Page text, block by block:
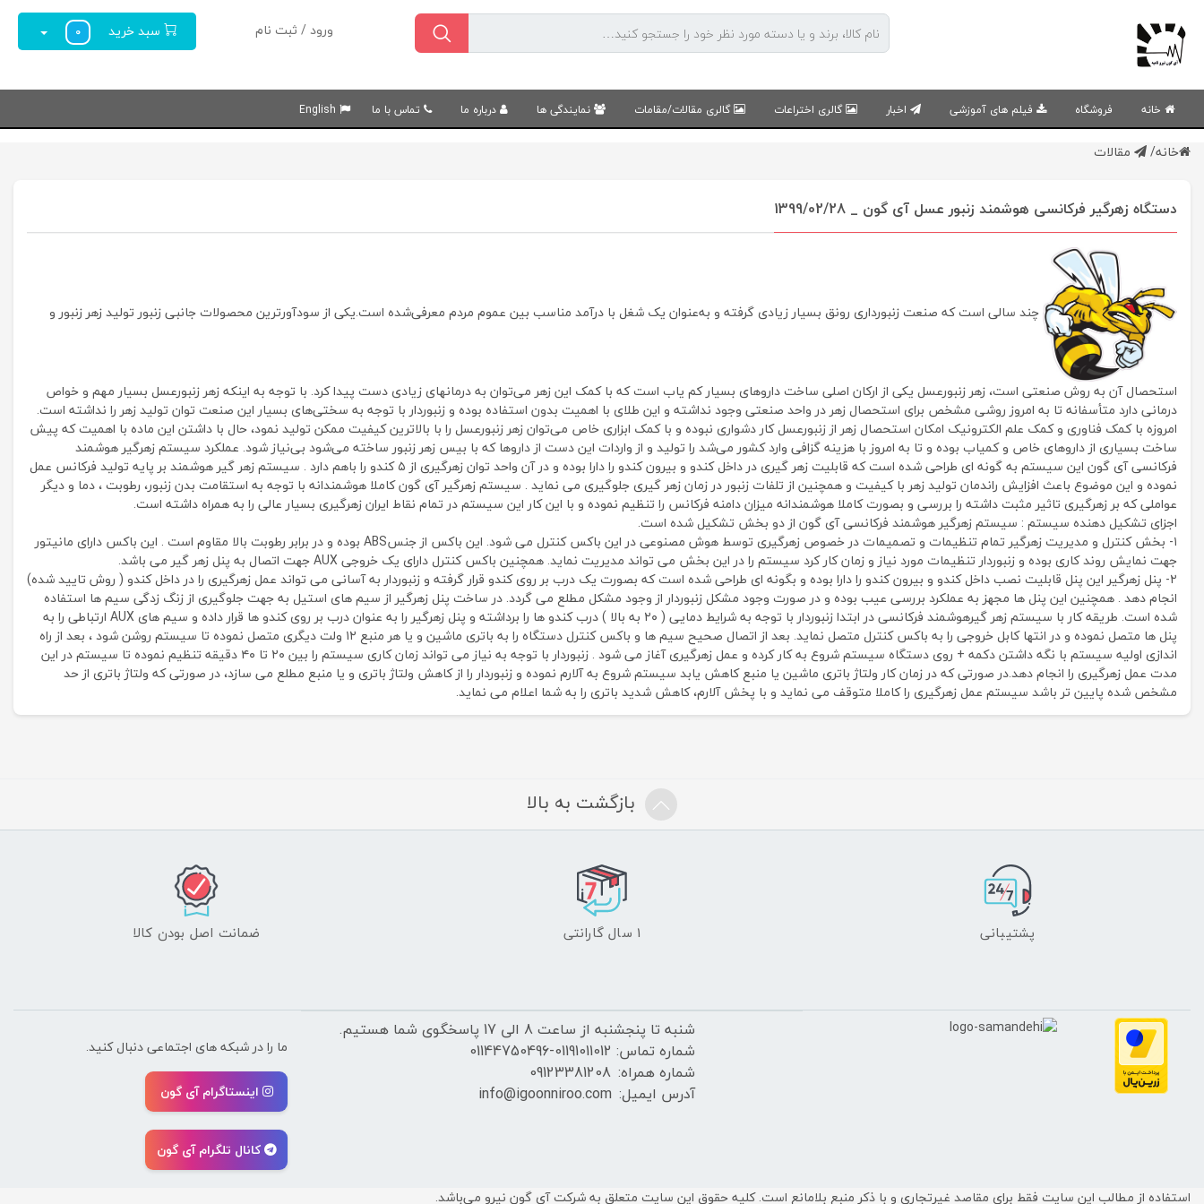
ورود / ثبت نام سبد خرید 0
خانه فروشگاه فیلم های آموزشی اخبار گالری اختراعات گالری مقالات/مقامات نمایندگی ها درباره ما تماس با ما
خانه/ مقالات
دستگاه زهرگیر فرکانسی هوشمند زنبور عسل آی گون _ 1399/02/28
چند سالی است که صنعت زنبورداری رونق بسیار زیادی گرفته و به‌عنوان یک شغل با درآمد مناسب بین عموم مردم معرفی‌شده است.یکی از سودآورترین محصولات جانبی زنبور تولید زهر زنبور و
استحصال آن به روش صنعتی است، زهر زنبورعسل یکی از ارکان اصلی ساخت داروهای بسیار کم یاب است که با کمک این زهر می‌توان به درمانهای زیادی دست پیدا کرد. با توجه به اینکه زهر زنبورعسل بسیار مهم و خواص
درمانی دارد متأسفانه تا به امروز روشی مشخص برای استحصال زهر در واحد صنعتی وجود نداشته و این طلای با اهمیت بدون استفاده بوده و زنبوردار با توجه به سختی‌های بسیار این صنعت توان تولید زهر را نداشته است.
امروزه با کمک فناوری و کمک علم الکترونیک امکان استحصال زهر از زنبورعسل کار دشواری نبوده و با کمک ابزاری خاص می‌توان زهر زنبورعسل را با بالاترین کیفیت ممکن تولید نمود، حال با داشتن این ماده با اهمیت که پیش
ساخت بسیاری از داروهای خاص و کمیاب بوده و تا به امروز با هزینه گزافی وارد کشور می‌شد را تولید و از واردات این دست از داروها که با بیس زهر زنبور ساخته می‌شود بی‌نیاز شود. عملکرد سیستم زهرگیر هوشمند
فرکانسی آی گون این سیستم به گونه ای طراحی شده است که قابلیت زهر گیری در داخل کندو و بیرون کندو را دارا بوده و در آن واحد توان زهرگیری از ۵ کندو را باهم دارد . سیستم زهر گیر هوشمند بر پایه تولید فرکانس عمل
نموده و این موضوع باعث افزایش راندمان تولید زهر با کیفیت و همچنین از تلفات زنبور در زمان زهر گیری جلوگیری می نماید . سیستم زهرگیر آی گون کاملا هوشمندانه با توجه به استقامت بدن زنبور، رطوبت ، دما و دیگر
عواملی که بر زهرگیری تاثیر مثبت داشته را بررسی و بصورت کاملا هوشمندانه میزان دامنه فرکانس را تنظیم نموده و با این کار این سیستم در تمام نقاط ایران زهرگیری بسیار عالی را به همراه داشته است.
اجزای تشکیل دهنده سیستم : سیستم زهرگیر هوشمند فرکانسی آی گون از دو بخش تشکیل شده است.
۱- بخش کنترل و مدیریت زهرگیر تمام تنظیمات و تصمیمات در خصوص زهرگیری توسط هوش مصنوعی در این باکس کنترل می شود. این باکس از جنسABS بوده و در برابر رطوبت بالا مقاوم است . این باکس دارای مانیتور
جهت نمایش روند کاری بوده و زنبوردار تنظیمات مورد نیاز و زمان کار کرد سیستم را در این بخش می تواند مدیریت نماید. همچنین باکس کنترل دارای یک خروجی AUX جهت اتصال به پنل زهر گیر می باشد.
۲- پنل زهرگیر این پنل قابلیت نصب داخل کندو و بیرون کندو را دارا بوده و بگونه ای طراحی شده است که بصورت یک درب بر روی کندو قرار گرفته و زنبوردار به آسانی می تواند عمل زهرگیری را در داخل کندو ( روش تایید شده)
انجام دهد . همچنین این پنل ها مجهز به عملکرد بررسی عیب بوده و در صورت وجود مشکل زنبوردار از وجود مشکل مطلع می گردد. در ساخت پنل زهرگیر از سیم های استیل به جهت جلوگیری از زنگ زدگی سیم ها استفاده
شده است. طریقه کار با سیستم زهر گیرهوشمند فرکانسی در ابتدا زنبوردار با توجه به شرایط دمایی ( ۲۰ به بالا ) درب کندو ها را برداشته و پنل زهرگیر را به عنوان درب بر روی کندو ها قرار داده و سیم های AUX ارتباطی را به
پنل ها متصل نموده و در انتها کابل خروجی را به باکس کنترل متصل نماید. بعد از اتصال صحیح سیم ها و باکس کنترل دستگاه را به باتری ماشین و یا هر منبع ۱۲ ولت دیگری متصل نموده تا سیستم روشن شود ، بعد از راه
اندازی اولیه سیستم با نگه داشتن دکمه + روی دستگاه سیستم شروع به کار کرده و عمل زهرگیری آغاز می شود . زنبوردار با توجه به نیاز می تواند زمان کاری سیستم را بین ۲۰ تا ۴۰ دقیقه تنظیم نموده تا سیستم در این
مدت عمل زهرگیری را انجام دهد.در صورتی که در زمان کار ولتاژ باتری ماشین یا منبع کاهش یابد سیستم شروع به آلارم نموده و زنبوردار را از کاهش ولتاژ باتری و یا منبع مطلع می سازد، در صورتی که ولتاژ باتری از حد
مشخص شده پایین تر باشد سیستم عمل زهرگیری را کاملا متوقف می نماید و با پخش آلارم، کاهش شدید باتری را به شما اعلام می نماید.
بازگشت به بالا
پشتیبانی 1 سال گارانتی ضمانت اصل بودن کالا
شنبه تا پنجشنبه از ساعت 8 الی 17 پاسخگوی شما هستیم.
شماره تماس: 01191011012-01144750496
شماره همراه:
آدرس ایمیل:
ما را در شبکه های اجتماعی دنبال کنید.
اینستاگرام آی گون
کانال تلگرام آی گون
استفاده از مطالب این سایت فقط برای مقاصد غیرتجاری و با ذکر منبع بلامانع است. کلیه حقوق این سایت متعلق به شرکت آی گون نیرو می‌باشد.